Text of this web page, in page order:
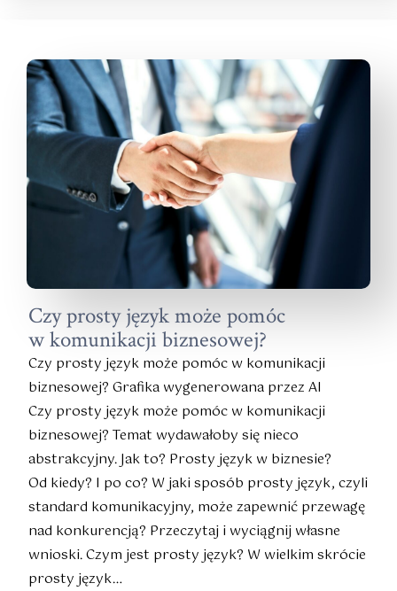
Czy prosty język może pomóc
w komunikacji biznesowej?
Czy prosty język może pomóc w komunikacji
biznesowej? Grafika wygenerowana przez AI
Czy prosty język może pomóc w komunikacji
biznesowej? Temat wydawałoby się nieco
abstrakcyjny. Jak to? Prosty język w biznesie?
Od kiedy? I po co? W jaki sposób prosty język, czyli
standard komunikacyjny, może zapewnić przewagę
nad konkurencją? Przeczytaj i wyciągnij własne
wnioski. Czym jest prosty język? W wielkim skrócie
prosty język…